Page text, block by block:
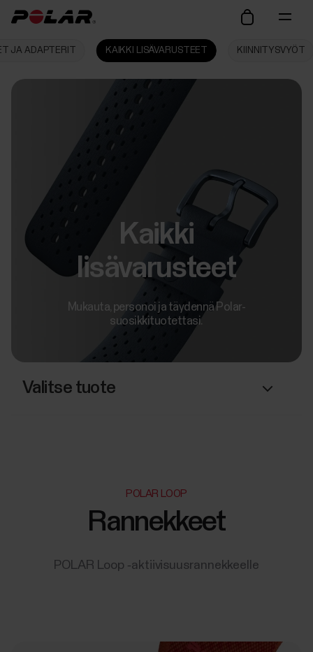
JA ADAPTERIT KAIKKI LISÄVARUSTEET KIINNITYSVYÖT
Kaikki
lisävarusteet
Mukauta, personoi ja täydennä Polar-
suosikkituotettasi.
Valitse tuote
POLAR LOOP
Rannekkeet
POLAR Loop ‑aktiivisuusrannekkeelle